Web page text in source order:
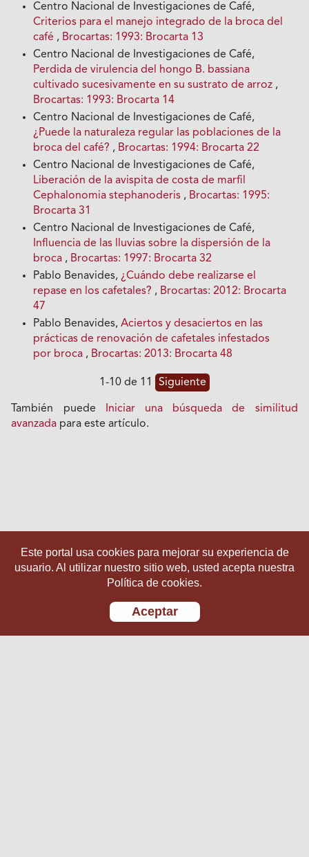
Centro Nacional de Investigaciones de Café,
Criterios para el manejo integrado de la broca del
café , Brocartas: 1993: Brocarta 13
Centro Nacional de Investigaciones de Café,
Perdida de virulencia del hongo B. bassiana
cultivado sucesivamente en su sustrato de arroz ,
Brocartas: 1993: Brocarta 14
Centro Nacional de Investigaciones de Café,
¿Puede la naturaleza regular las poblaciones de la
broca del café? , Brocartas: 1994: Brocarta 22
Centro Nacional de Investigaciones de Café,
Liberación de la avispita de costa de marfil
Cephalonomia stephanoderis , Brocartas: 1995:
Brocarta 31
Centro Nacional de Investigaciones de Café,
Influencia de las lluvias sobre la dispersión de la
broca , Brocartas: 1997: Brocarta 32
Pablo Benavides,¿Cuándo debe realizarse el
repase en los cafetales? , Brocartas: 2012: Brocarta
47
Pablo Benavides,Aciertos y desaciertos en las
prácticas de renovación de cafetales infestados
por broca , Brocartas: 2013: Brocarta 48
1-10 de 11 Siguiente
También puede Iniciar una búsqueda de similitud
avanzada para este artículo.
Este portal usa cookies para mejorar su experiencia de
usuario. Al utilizar nuestro sitio web, usted acepta nuestra
Política de cookies.
Aceptar